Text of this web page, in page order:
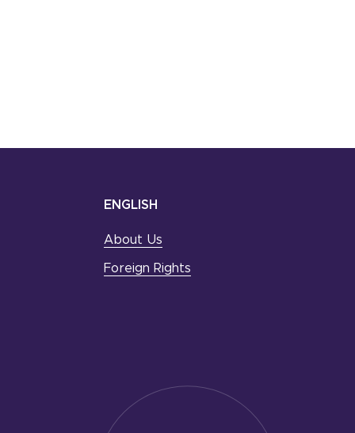
ENGLISH
About Us
Foreign Rights